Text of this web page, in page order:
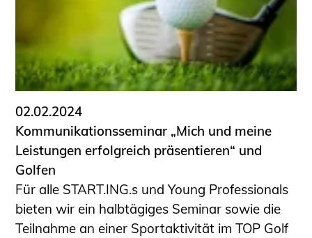
02.02.2024
Kommunikationsseminar „Mich und meine
Leistungen erfolgreich präsentieren“ und
Golfen
Für alle START.ING.s und Young Professionals
bieten wir ein halbtägiges Seminar sowie die
Teilnahme an einer Sportaktivität im TOP Golf